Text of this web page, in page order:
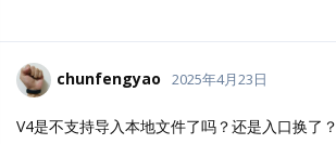
chunfengyao 2025年4月23日
V4是不支持导入本地文件了吗？还是入口换了？